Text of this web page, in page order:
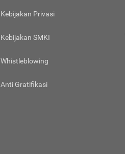
Kebijakan Privasi
Kebijakan SMKI
Whistleblowing
Anti Gratifikasi